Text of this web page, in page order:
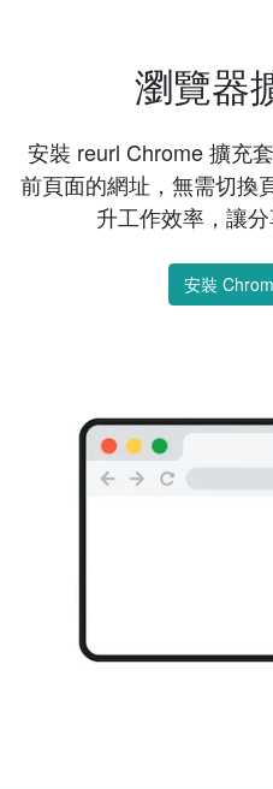
瀏覽器
安裝 reurl Chrome 擴充
前頁面的網址，無需切換
升工作效率，讓分
安裝